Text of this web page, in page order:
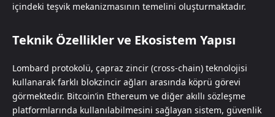
içindeki teşvik mekanizmasının temelini oluşturmaktadır.
Teknik Özellikler ve Ekosistem Yapısı
Lombard protokolü, çapraz zincir (cross-chain) teknolojisi
kullanarak farklı blokzincir ağları arasında köprü görevi
görmektedir. Bitcoin’in Ethereum ve diğer akıllı sözleşme
platformlarında kullanılabilmesini sağlayan sistem, güvenlik